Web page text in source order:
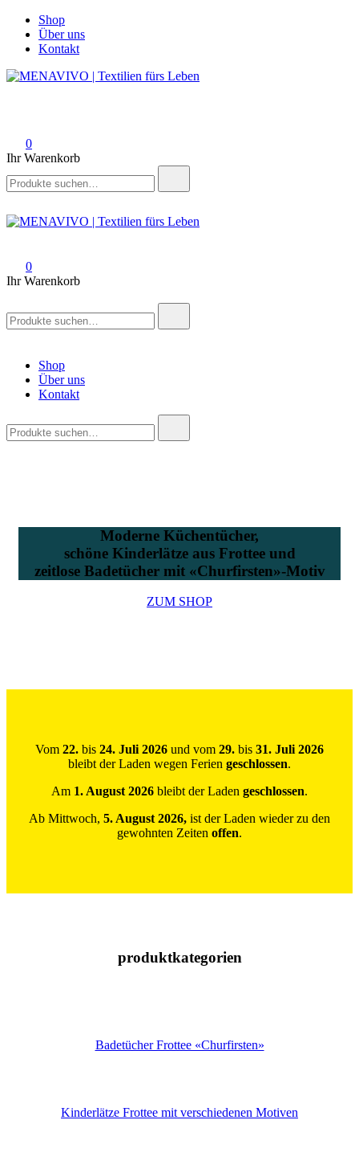
Zum
Inhalt
springen
Shop
Über uns
Kontakt
Leben
0
Ihr Warenkorb
nach:
0
Ihr Warenkorb
nach:
Shop
Über uns
Kontakt
nach:
Moderne Küchentücher,
schöne Kinderlätze aus Frottee und
zeitlose Badetücher mit «Churfirsten»-Motiv
ZUM SHOP
Vom 22. bis 24. Juli 2026 und vom 29. bis 31. Juli 2026
bleibt der Laden wegen Ferien geschlossen.
Am 1. August 2026 bleibt der Laden geschlossen.
Ab Mittwoch, 5. August 2026, ist der Laden wieder zu den
gewohnten Zeiten offen.
produktkategorien
Badetücher Frottee «Churfirsten»
Kinderlätze Frottee mit verschiedenen Motiven